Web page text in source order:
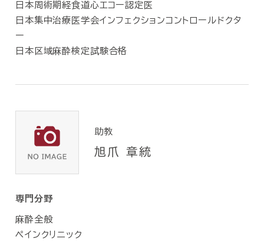
日本周術期経食道心エコー認定医
日本集中治療医学会インフェクションコントロールドクタ
ー
日本区域麻酔検定試験合格
助教
旭爪 章統
専門分野
麻酔全般
ペインクリニック